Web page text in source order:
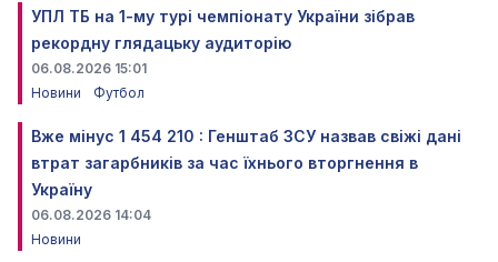
УПЛ ТБ на 1-му турі чемпіонату України зібрав
рекордну глядацьку аудиторію
06.08.2026 15:01
Новини
Футбол
Вже мінус 1 454 210 : Генштаб ЗСУ назвав свіжі дані
втрат загарбників за час їхнього вторгнення в
Україну
06.08.2026 14:04
Новини